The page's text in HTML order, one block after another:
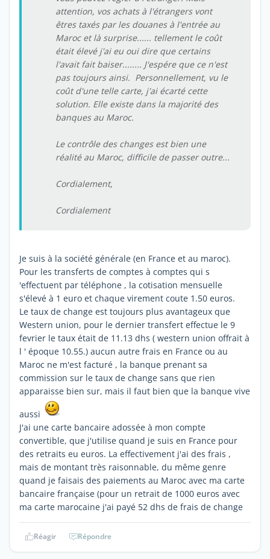
attention, vos achats à l'étrangers vont
êtres taxés par les douanes à l'entrée au
Maroc et là surprise...... tellement le coût
était élevé j'ai eu oui dire que certains
l'avait fait baiser........ J'espére que ce n'est
pas toujours ainsi. Personnellement, vu le
coût d'une telle carte, j'ai écarté cette
solution. Elle existe dans la majorité des
banques au Maroc.
Le contrôle des changes est bien une
réalité au Maroc, difficile de passer outre...
Cordialement,
Cordialement
Je suis à la société générale (en France et au maroc).
Pour les transferts de comptes à comptes qui s
'effectuent par téléphone , la cotisation mensuelle
s'élevé à 1 euro et chaque virement coute 1.50 euros.
Le taux de change est toujours plus avantageux que
Western union, pour le dernier transfert effectue le 9
fevrier le taux était de 11.13 dhs ( western union offrait à
l ' époque 10.55.) aucun autre frais en France ou au
Maroc ne m'est facturé , la banque prenant sa
commission sur le taux de change sans que rien
apparaisse bien sur, mais il faut bien que la banque vive
aussi
J'ai une carte bancaire adossée à mon compte
convertible, que j'utilise quand je suis en France pour
des retraits eu euros. La effectivement j'ai des frais ,
mais de montant très raisonnable, du même genre
quand je faisais des paiements au Maroc avec ma carte
bancaire française (pour un retrait de 1000 euros avec
ma carte marocaine j'ai payé 52 dhs de frais de change
Réagir Répondre